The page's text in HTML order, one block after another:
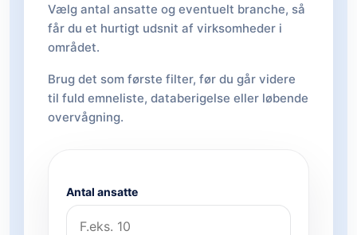
Vælg antal ansatte og eventuelt branche, så
får du et hurtigt udsnit af virksomheder i
området.
Brug det som første filter, før du går videre
til fuld emneliste, databerigelse eller løbende
overvågning.
Antal ansatte